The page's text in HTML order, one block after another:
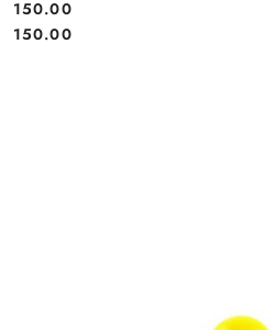
Cena:
150.00
Cena:
150.00